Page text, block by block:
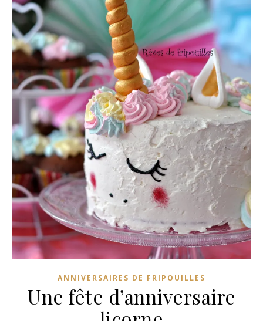
ANNIVERSAIRES DE FRIPOUILLES
Une fête d’anniversaire